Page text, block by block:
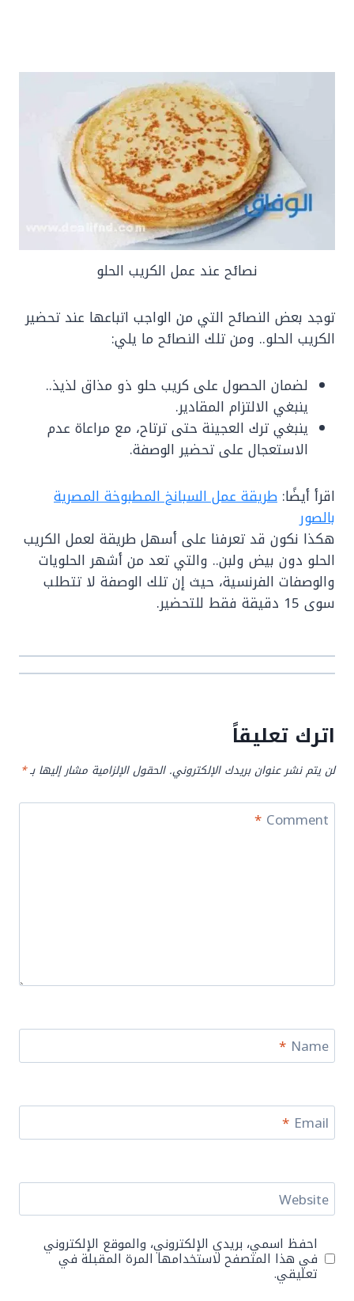
نصائح عند عمل الكريب الحلو
توجد بعض النصائح التي من الواجب اتباعها عند تحضير
الكريب الحلو.. ومن تلك النصائح ما يلي:
لضمان الحصول على كريب حلو ذو مذاق لذيذ..
ينبغي الالتزام المقادير.
ينبغي ترك العجينة حتى ترتاح، مع مراعاة عدم
الاستعجال على تحضير الوصفة.
اقرأ أيضًا: طريقة عمل السبانخ المطبوخة المصرية
بالصور
هكذا نكون قد تعرفنا على أسهل طريقة لعمل الكريب
الحلو دون بيض ولبن.. والتي تعد من أشهر الحلويات
والوصفات الفرنسية، حيث إن تلك الوصفة لا تتطلب
سوى 15 دقيقة فقط للتحضير.
اترك تعليقاً
لن يتم نشر عنوان بريدك الإلكتروني. الحقول الإلزامية مشار إليها بـ*
Comment
*
Name
*
Email
*
Website
احفظ اسمي، بريدي الإلكتروني، والموقع الإلكتروني
في هذا المتصفح لاستخدامها المرة المقبلة في
تعليقي.